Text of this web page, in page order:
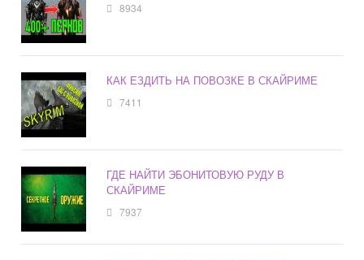
8934
КАК ЕЗДИТЬ НА ПОВОЗКЕ В СКАЙРИМЕ
7411
ГДЕ НАЙТИ ЭБОНИТОВУЮ РУДУ В
СКАЙРИМЕ
7937